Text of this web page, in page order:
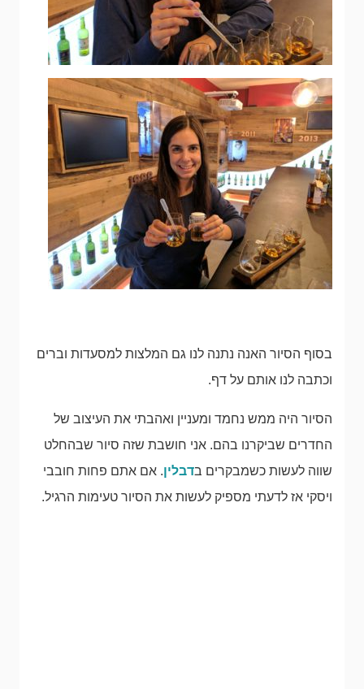
בסוף הסיור האנה נתנה לנו גם המלצות למסעדות וברים
וכתבה לנו אותם על דף.
הסיור היה ממש נחמד ומעניין ואהבתי את העיצוב של
החדרים שביקרנו בהם. אני חושבת שזה סיור שבהחלט
שווה לעשות כשמבקרים בדבלין. אם אתם פחות חובבי
ויסקי אז לדעתי מספיק לעשות את הסיור טעימות הרגיל.